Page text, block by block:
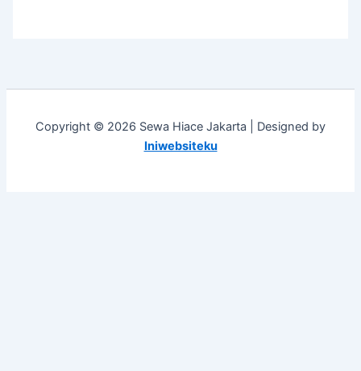
Copyright © 2026 Sewa Hiace Jakarta | Designed by
Iniwebsiteku